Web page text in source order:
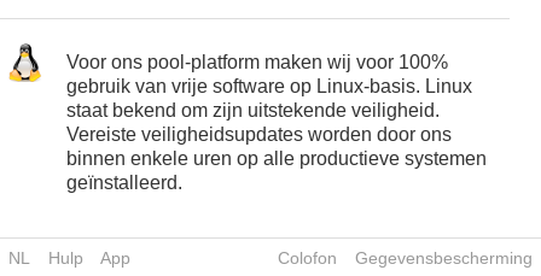
Voor ons pool-platform maken wij voor 100%
gebruik van vrije software op Linux-basis. Linux
staat bekend om zijn uitstekende veiligheid.
Vereiste veiligheidsupdates worden door ons
binnen enkele uren op alle productieve systemen
geïnstalleerd.
NL Hulp App Colofon Gegevensbescherming